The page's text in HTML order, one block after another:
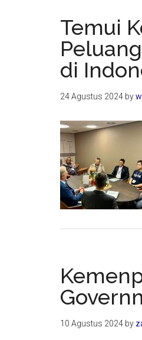
Temui
di
24 Agustus 2024 by
10 Agustus 2024 by